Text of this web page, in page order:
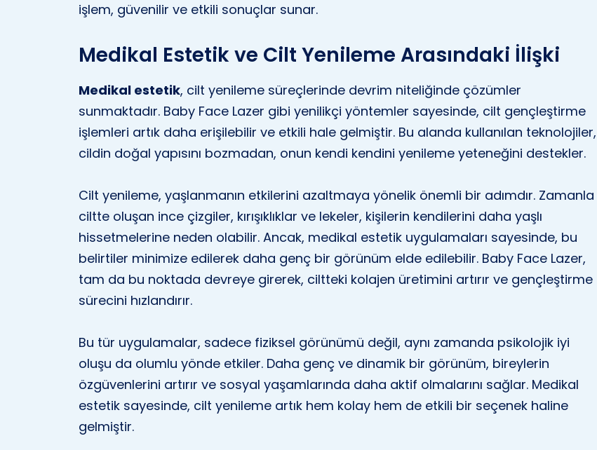
işlem, güvenilir ve etkili sonuçlar sunar.
Medikal Estetik ve Cilt Yenileme Arasındaki İlişki
Medikal estetik, cilt yenileme süreçlerinde devrim niteliğinde çözümler
sunmaktadır. Baby Face Lazer gibi yenilikçi yöntemler sayesinde, cilt gençleştirme
işlemleri artık daha erişilebilir ve etkili hale gelmiştir. Bu alanda kullanılan teknolojiler,
cildin doğal yapısını bozmadan, onun kendi kendini yenileme yeteneğini destekler.
Cilt yenileme, yaşlanmanın etkilerini azaltmaya yönelik önemli bir adımdır. Zamanla
ciltte oluşan ince çizgiler, kırışıklıklar ve lekeler, kişilerin kendilerini daha yaşlı
hissetmelerine neden olabilir. Ancak, medikal estetik uygulamaları sayesinde, bu
belirtiler minimize edilerek daha genç bir görünüm elde edilebilir. Baby Face Lazer,
tam da bu noktada devreye girerek, ciltteki kolajen üretimini artırır ve gençleştirme
sürecini hızlandırır.
Bu tür uygulamalar, sadece fiziksel görünümü değil, aynı zamanda psikolojik iyi
oluşu da olumlu yönde etkiler. Daha genç ve dinamik bir görünüm, bireylerin
özgüvenlerini artırır ve sosyal yaşamlarında daha aktif olmalarını sağlar. Medikal
estetik sayesinde, cilt yenileme artık hem kolay hem de etkili bir seçenek haline
gelmiştir.